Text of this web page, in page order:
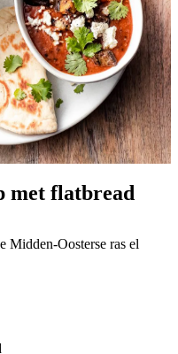
met flatbread
Midden-Oosterse ras el